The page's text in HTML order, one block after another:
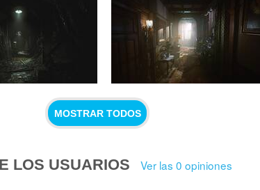
MOSTRAR TODOS
LOS USUARIOS Ver las 0 opiniones